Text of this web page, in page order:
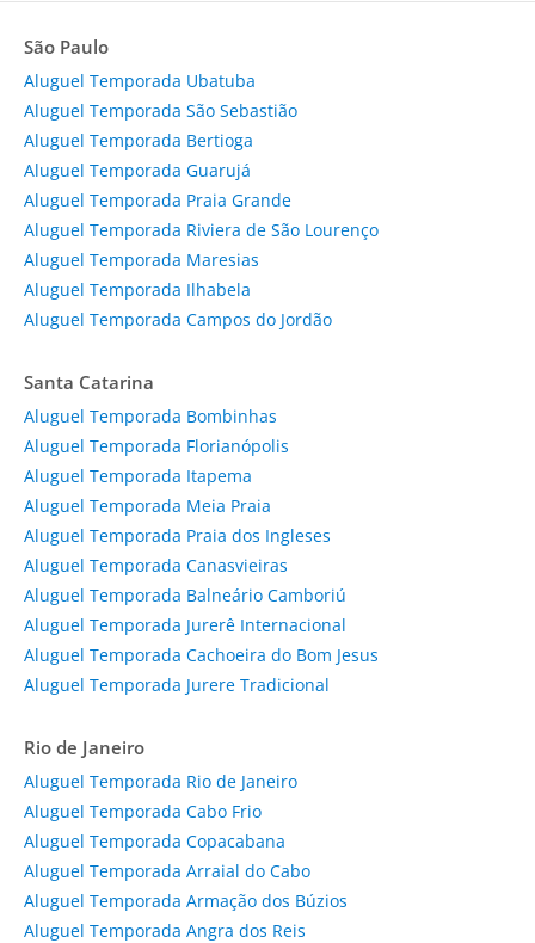
São Paulo
Aluguel Temporada Ubatuba
Aluguel Temporada São Sebastião
Aluguel Temporada Bertioga
Aluguel Temporada Guarujá
Aluguel Temporada Praia Grande
Aluguel Temporada Riviera de São Lourenço
Aluguel Temporada Maresias
Aluguel Temporada Ilhabela
Aluguel Temporada Campos do Jordão
Santa Catarina
Aluguel Temporada Bombinhas
Aluguel Temporada Florianópolis
Aluguel Temporada Itapema
Aluguel Temporada Meia Praia
Aluguel Temporada Praia dos Ingleses
Aluguel Temporada Canasvieiras
Aluguel Temporada Balneário Camboriú
Aluguel Temporada Jurerê Internacional
Aluguel Temporada Cachoeira do Bom Jesus
Aluguel Temporada Jurere Tradicional
Rio de Janeiro
Aluguel Temporada Rio de Janeiro
Aluguel Temporada Cabo Frio
Aluguel Temporada Copacabana
Aluguel Temporada Arraial do Cabo
Aluguel Temporada Armação dos Búzios
Aluguel Temporada Angra dos Reis